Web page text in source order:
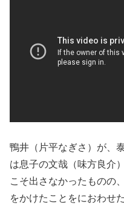
鴨井（片平なぎさ）が、
は息子の文哉（味方良介
こそ出さなかったものの
をかけたことをにおわせ